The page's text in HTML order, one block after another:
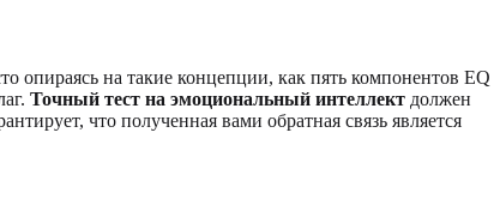
опираясь на такие концепции, как пять компонентов EQ
Точный тест на эмоциональный интеллект должен
что полученная вами обратная связь является